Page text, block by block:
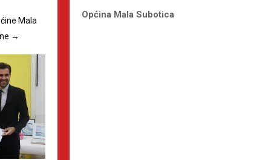
Općina Mala Subotica
Mala
→